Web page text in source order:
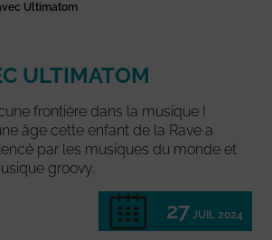
Ultimatom
ULTIMATOM
frontière dans la musique !
âge cette enfant de la Rave a
par les musiques du monde et
groovy.
27 JUIL 2024